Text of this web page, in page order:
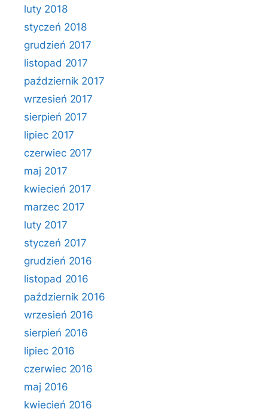
luty 2018
styczeń 2018
grudzień 2017
listopad 2017
październik 2017
wrzesień 2017
sierpień 2017
lipiec 2017
czerwiec 2017
maj 2017
kwiecień 2017
marzec 2017
luty 2017
styczeń 2017
grudzień 2016
listopad 2016
październik 2016
wrzesień 2016
sierpień 2016
lipiec 2016
czerwiec 2016
maj 2016
kwiecień 2016